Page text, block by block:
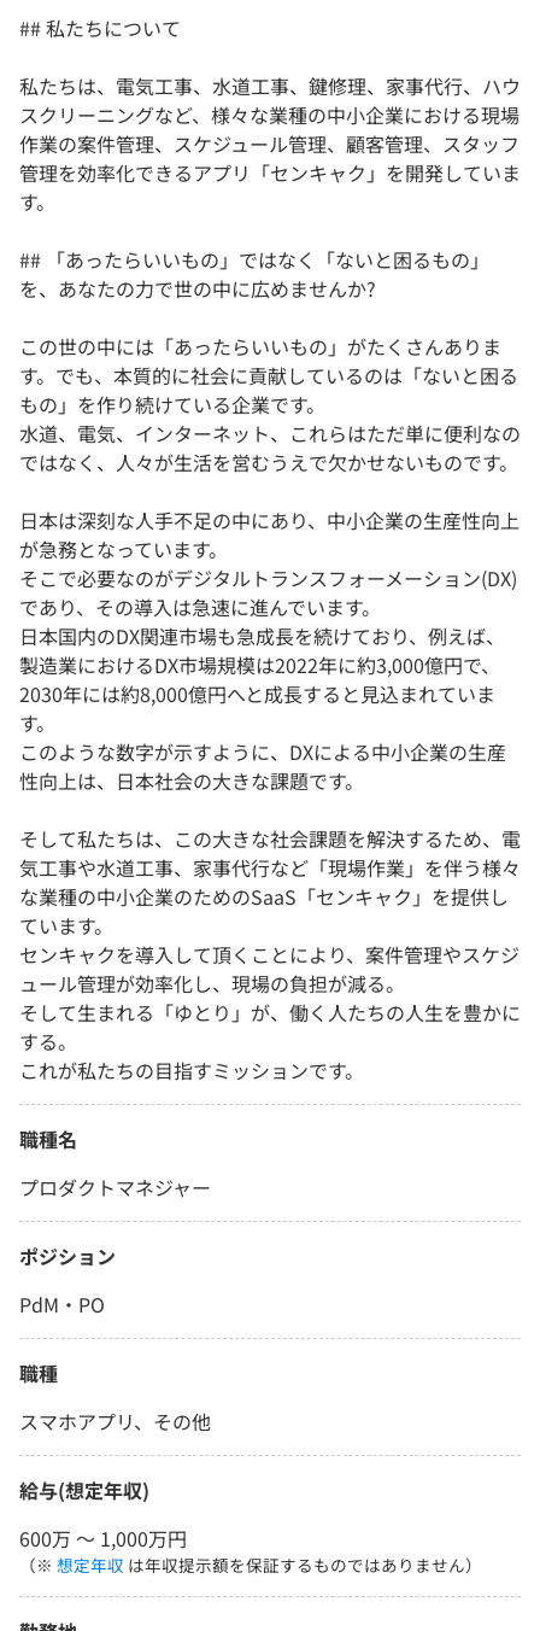
## 私たちについて
私たちは、電気工事、水道工事、鍵修理、家事代行、ハウ
スクリーニングなど、様々な業種の中小企業における現場
作業の案件管理、スケジュール管理、顧客管理、スタッフ
管理を効率化できるアプリ「センキャク」を開発していま
す。
## 「あったらいいもの」ではなく「ないと困るもの」
を、あなたの力で世の中に広めませんか?
この世の中には「あったらいいもの」がたくさんありま
す。でも、本質的に社会に貢献しているのは「ないと困る
もの」を作り続けている企業です。
水道、電気、インターネット、これらはただ単に便利なの
ではなく、人々が生活を営むうえで欠かせないものです。
日本は深刻な人手不足の中にあり、中小企業の生産性向上
が急務となっています。
そこで必要なのがデジタルトランスフォーメーション(DX)
であり、その導入は急速に進んでいます。
日本国内のDX関連市場も急成長を続けており、例えば、
製造業におけるDX市場規模は2022年に約3,000億円で、
2030年には約8,000億円へと成長すると見込まれていま
す。
このような数字が示すように、DXによる中小企業の生産
性向上は、日本社会の大きな課題です。
そして私たちは、この大きな社会課題を解決するため、電
気工事や水道工事、家事代行など「現場作業」を伴う様々
な業種の中小企業のためのSaaS「センキャク」を提供し
ています。
センキャクを導入して頂くことにより、案件管理やスケジ
ュール管理が効率化し、現場の負担が減る。
そして生まれる「ゆとり」が、働く人たちの人生を豊かに
する。
これが私たちの目指すミッションです。
職種名
プロダクトマネジャー
ポジション
PdM・PO
職種
スマホアプリ、その他
給与(想定年収)
600万 〜 1,000万円
（※ 想定年収 は年収提示額を保証するものではありません）